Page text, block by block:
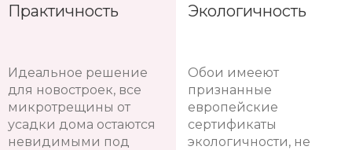
Практичность
Идеальное решение
для новостроек, все
микротрещины от
усадки дома остаются
невидимыми под
Экологичность
Обои имееют
признанные
европейские
сертификаты
экологичности, не